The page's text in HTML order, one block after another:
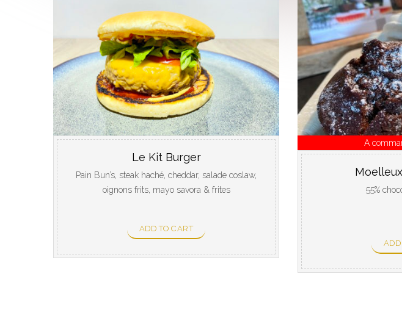
Le Kit Burger
Pain Bun’s, steak haché, cheddar, salade coslaw,
oignons frits, mayo savora & frites
ADD TO CART
A
55%